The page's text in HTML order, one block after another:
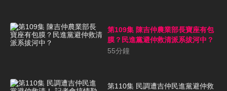
第109集 陳吉仲農業部長寶座有包
膜？民進黨避仲救清派系拔河中？
55分鐘
第110集 民調遭吉仲民進黨避仲救